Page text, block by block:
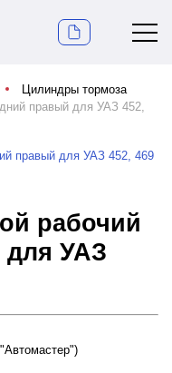
Цилиндры тормоза
правый для УАЗ 452,
рабочий
для УАЗ